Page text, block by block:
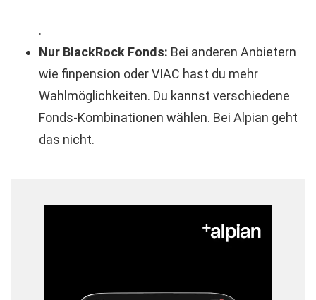
.
Nur BlackRock Fonds: Bei anderen Anbietern
wie finpension oder VIAC hast du mehr
Wahlmöglichkeiten. Du kannst verschiedene
Fonds-Kombinationen wählen. Bei Alpian geht
das nicht.